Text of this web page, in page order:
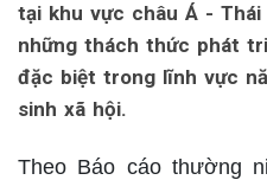
tại khu vực châu Á - Thái
những thách thức phát
đặc biệt trong lĩnh vực
sinh xã hội.
Theo Báo cáo thường